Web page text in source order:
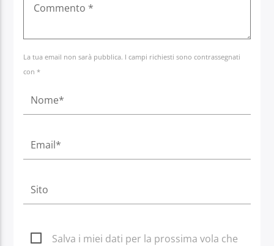
La tua email non sarà pubblica. I campi richiesti sono contrassegnati
con *
Salva i miei dati per la prossima vola che